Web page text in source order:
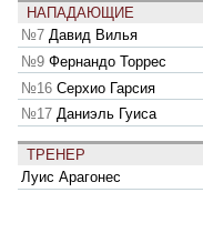
НАПАДАЮЩИЕ
№7 Давид Вилья
№9 Фернандо Торрес
№16 Серхио Гарсия
№17 Даниэль Гуиса
ТРЕНЕР
Луис Арагонес